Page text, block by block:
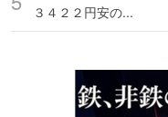
３４２２円安の...